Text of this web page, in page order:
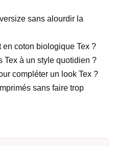
sans alourdir la
coton biologique Tex ?
Tex à un style quotidien ?
compléter un look Tex ?
sans faire trop